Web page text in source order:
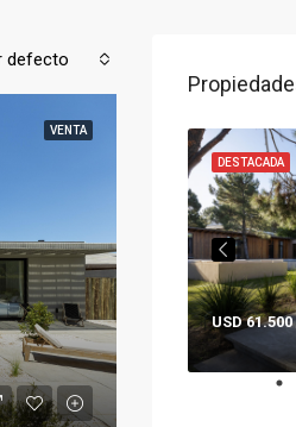
defecto
VENTA
TEMPORARIO DESTACADA
USD